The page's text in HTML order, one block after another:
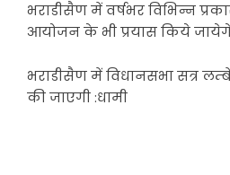
भराडीसैण में वर्षभर विभिन्न
आयोजन के भी प्रयास किये
भराडीसैण में विधानसभा सत्र
की जाएगी :धामी